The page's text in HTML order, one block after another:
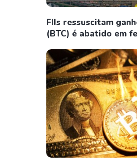
FIIs ressuscitam
(BTC) é abatido em